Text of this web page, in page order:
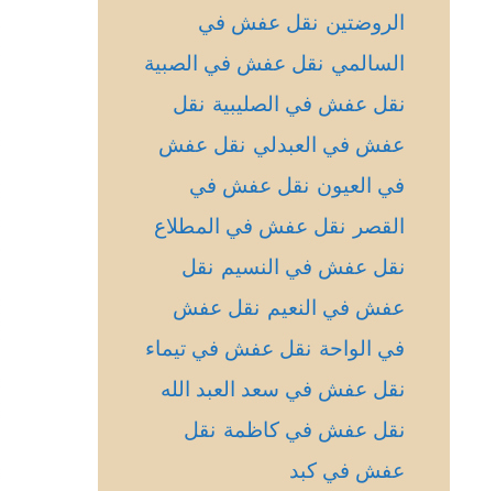
الروضتين نقل عفش في
السالمي نقل عفش في الصبية
نقل عفش في الصليبية نقل
عفش في العبدلي نقل عفش
في العيون نقل عفش في
القصر
نقل عفش في المطلاع
نقل عفش في النسيم نقل
عفش في النعيم نقل عفش
في الواحة نقل عفش في تيماء
نقل عفش في سعد العبد الله
نقل عفش في كاظمة نقل
عفش في كبد